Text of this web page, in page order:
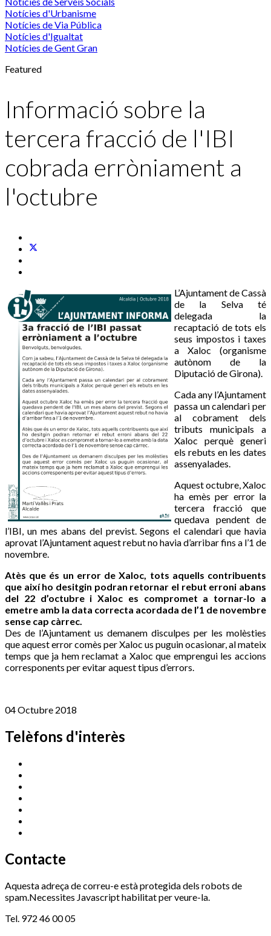
Notícies d'Urbanisme
Notícies de Via Pública
Notícies d'Igualtat
Notícies de Gent Gran
Featured
Informació sobre la
tercera fracció de l'IBI
cobrada erròniament a
l'octubre
L’Ajuntament de Cassà
de la Selva té
delegada la
recaptació de tots els
seus impostos i taxes
a Xaloc (organisme
autònom de la
Diputació de Girona).
Cada any l’Ajuntament
passa un calendari per
al cobrament dels
tributs municipals a
Xaloc perquè generi
els rebuts en les dates
assenyalades.
Aquest octubre, Xaloc
ha emès per error la
tercera fracció que
quedava pendent de
l’IBI, un mes abans del previst. Segons el calendari que havia
aprovat l’Ajuntament aquest rebut no havia d’arribar fins a l’1 de
novembre.
Atès que és un error de Xaloc, tots aquells contribuents
que així ho desitgin podran retornar el rebut erroni abans
del 22 d’octubre i Xaloc es compromet a tornar-lo a
emetre amb la data correcta acordada de l’1 de novembre
sense cap càrrec.
Des de l’Ajuntament us demanem disculpes per les molèsties
que aquest error comès per Xaloc us puguin ocasionar, al mateix
temps que ja hem reclamat a Xaloc que emprengui les accions
corresponents per evitar aquest tipus d’errors.
04 Octubre 2018
Telèfons d'interès
Contacte
Aquesta adreça de correu-e està protegida dels robots de
spam.Necessites Javascript habilitat per veure-la.
Tel. 972 46 00 05